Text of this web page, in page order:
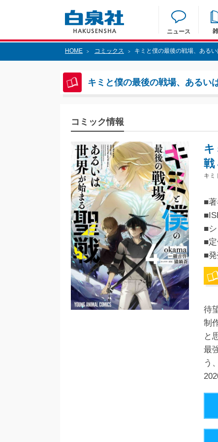
ニュース
HOME > コミックス > キミと僕の最後の戦場、ある
キミと僕の最後の戦場、あるい
コミック情報
戦
キミ
■
■
■
■発
待
制
と
最
う